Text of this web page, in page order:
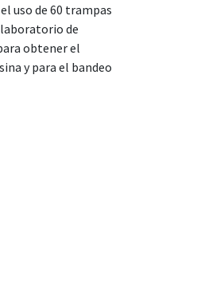
uso de 60 trampas
de
obtener el
y para el bandeo